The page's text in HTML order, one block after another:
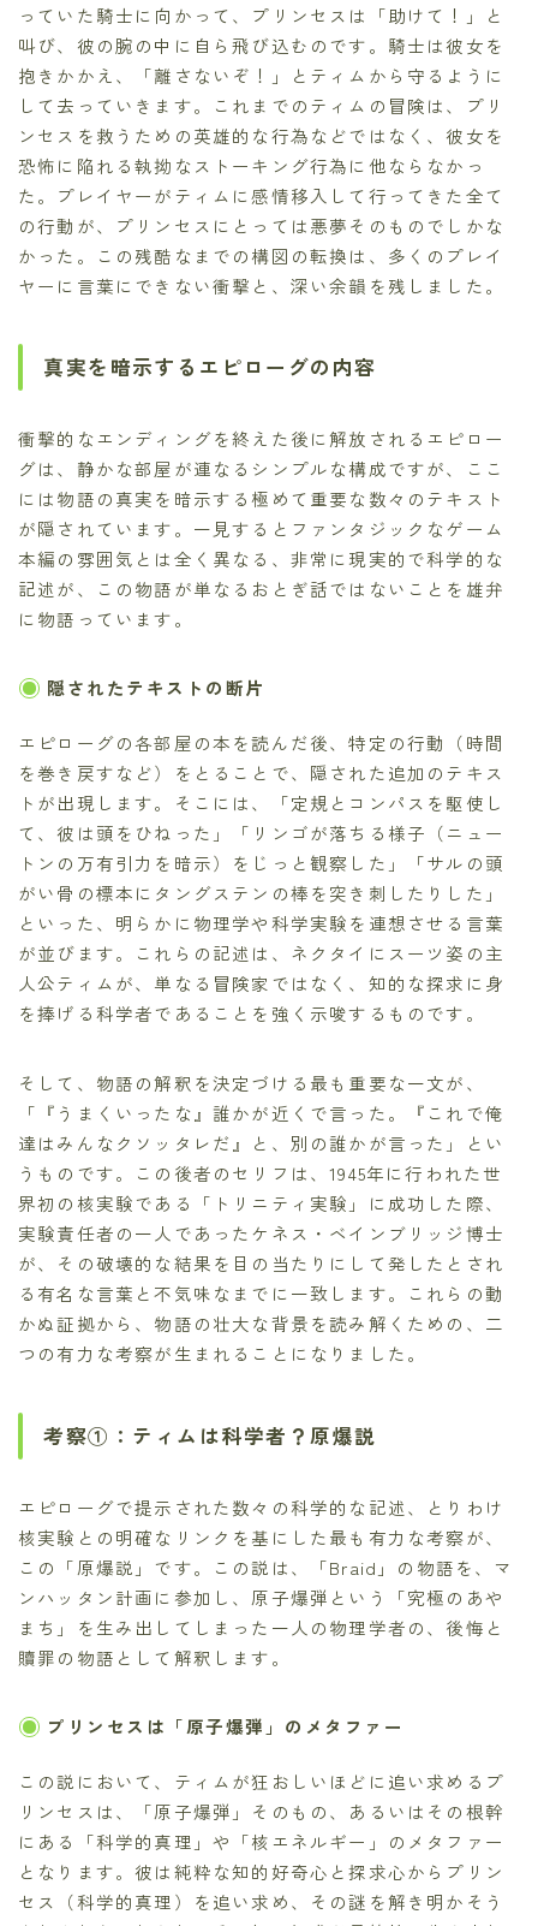
っていた騎士に向かって、プリンセスは「助けて！」と
叫び、彼の腕の中に自ら飛び込むのです。騎士は彼女を
抱きかかえ、「離さないぞ！」とティムから守るように
して去っていきます。これまでのティムの冒険は、プリ
ンセスを救うための英雄的な行為などではなく、彼女を
恐怖に陥れる執拗なストーキング行為に他ならなかっ
た。プレイヤーがティムに感情移入して行ってきた全て
の行動が、プリンセスにとっては悪夢そのものでしかな
かった。この残酷なまでの構図の転換は、多くのプレイ
ヤーに言葉にできない衝撃と、深い余韻を残しました。
真実を暗示するエピローグの内容
衝撃的なエンディングを終えた後に解放されるエピロー
グは、静かな部屋が連なるシンプルな構成ですが、ここ
には物語の真実を暗示する極めて重要な数々のテキスト
が隠されています。一見するとファンタジックなゲーム
本編の雰囲気とは全く異なる、非常に現実的で科学的な
記述が、この物語が単なるおとぎ話ではないことを雄弁
に物語っています。
隠されたテキストの断片
エピローグの各部屋の本を読んだ後、特定の行動（時間
を巻き戻すなど）をとることで、隠された追加のテキス
トが出現します。そこには、「定規とコンパスを駆使し
て、彼は頭をひねった」「リンゴが落ちる様子（ニュー
トンの万有引力を暗示）をじっと観察した」「サルの頭
がい骨の標本にタングステンの棒を突き刺したりした」
といった、明らかに物理学や科学実験を連想させる言葉
が並びます。これらの記述は、ネクタイにスーツ姿の主
人公ティムが、単なる冒険家ではなく、知的な探求に身
を捧げる科学者であることを強く示唆するものです。
そして、物語の解釈を決定づける最も重要な一文が、
「『うまくいったな』誰かが近くで言った。『これで俺
達はみんなクソッタレだ』と、別の誰かが言った」とい
うものです。この後者のセリフは、1945年に行われた世
界初の核実験である「トリニティ実験」に成功した際、
実験責任者の一人であったケネス・ベインブリッジ博士
が、その破壊的な結果を目の当たりにして発したとされ
る有名な言葉と不気味なまでに一致します。これらの動
かぬ証拠から、物語の壮大な背景を読み解くための、二
つの有力な考察が生まれることになりました。
考察①：ティムは科学者？原爆説
エピローグで提示された数々の科学的な記述、とりわけ
核実験との明確なリンクを基にした最も有力な考察が、
この「原爆説」です。この説は、「Braid」の物語を、マ
ンハッタン計画に参加し、原子爆弾という「究極のあや
まち」を生み出してしまった一人の物理学者の、後悔と
贖罪の物語として解釈します。
プリンセスは「原子爆弾」のメタファー
この説において、ティムが狂おしいほどに追い求めるプ
リンセスは、「原子爆弾」そのもの、あるいはその根幹
にある「科学的真理」や「核エネルギー」のメタファー
となります。彼は純粋な知的好奇心と探求心からプリン
セス（科学的真理）を追い求め、その謎を解き明かそう